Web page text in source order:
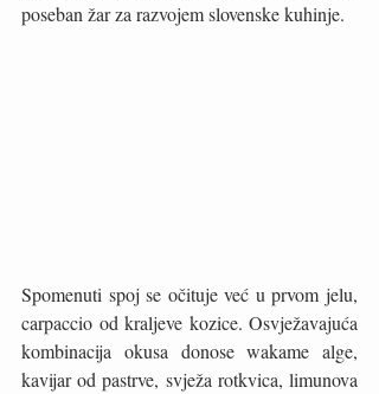
poseban žar za razvojem slovenske kuhinje.
Spomenuti spoj se očituje već u prvom jelu,
carpaccio od kraljeve kozice. Osvježavajuća
kombinacija okusa donose wakame alge,
kavijar od pastrve, svježa rotkvica, limunova